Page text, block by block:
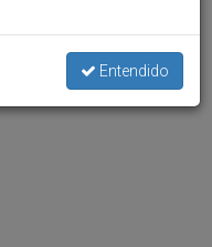
Entendido